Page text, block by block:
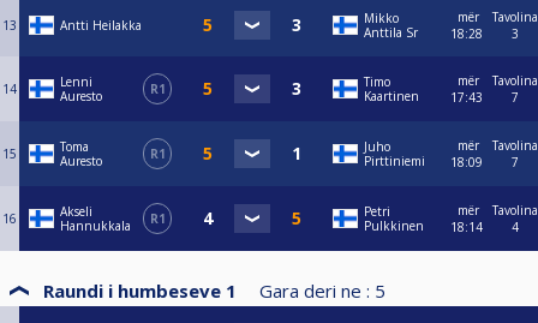
13 Antti Heilakka
Mikko
Anttila Sr
mër
18:28
Tavolina
3
14
Lenni
Auresto
R1
Timo
Kaartinen
mër
17:43
Tavolina
7
15
Toma
Auresto
R1
Juho
Pirttiniemi
mër
18:09
Tavolina
7
16
Akseli
Hannukkala
R1
Petri
Pulkkinen
mër
18:14
Tavolina
4
Raundi i humbeseve 1 Gara deri ne : 5